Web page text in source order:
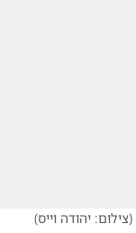
(צילום: יהודה וייס)